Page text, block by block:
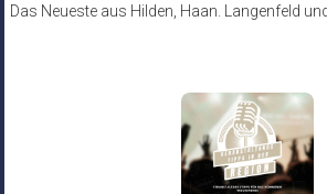
Das Neueste aus Hilden, Haan. Langenfeld